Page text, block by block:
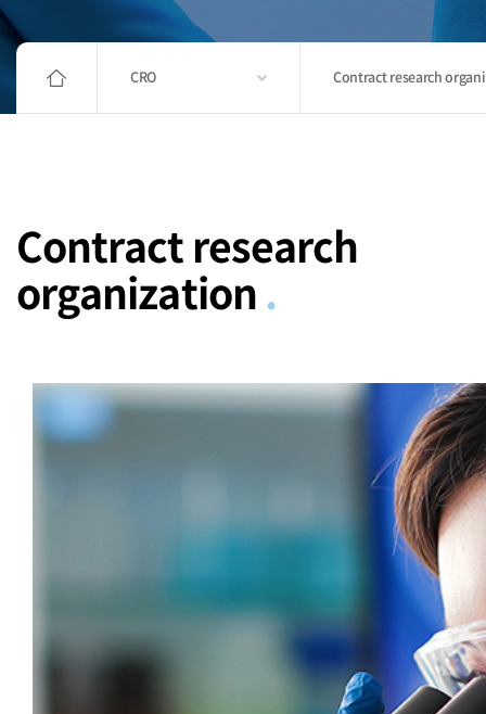
CRO Contract research
Contract research
organization.